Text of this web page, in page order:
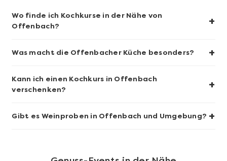
Wo finde ich Kochkurse in der Nähe von
Offenbach?
+
Was macht die Offenbacher Küche besonders? +
Kann ich einen Kochkurs in Offenbach
verschenken?
+
Gibt es Weinproben in Offenbach und Umgebung? +